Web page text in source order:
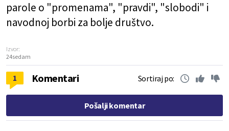
parole o "promenama", "pravdi", "slobodi" i
navodnoj borbi za bolje društvo.
Izvor:
24sedam
1 Komentari Sortiraj po:
Pošalji komentar